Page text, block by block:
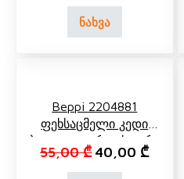
ნახვა
Beppi 2204881
Ფეხსაცმელი Კედი
Ბაფთით Ვარდისფერი
55,00₾ Original price
40,00 ₾